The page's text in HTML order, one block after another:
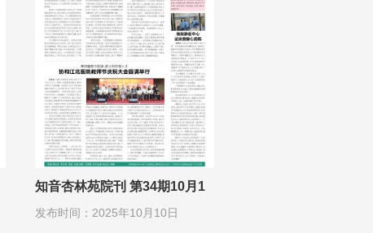
知音杏林苑院刊 第34期10月1
日
发布时间：2025年10月10日